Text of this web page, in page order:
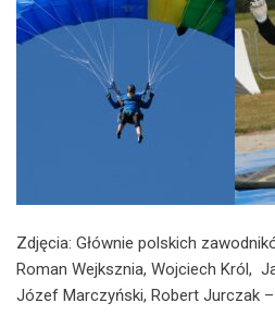
Zdjęcia: Głównie polskich
Roman Wejksznia, Wojciech Król,
Józef Marczyński, Robert Jurczak